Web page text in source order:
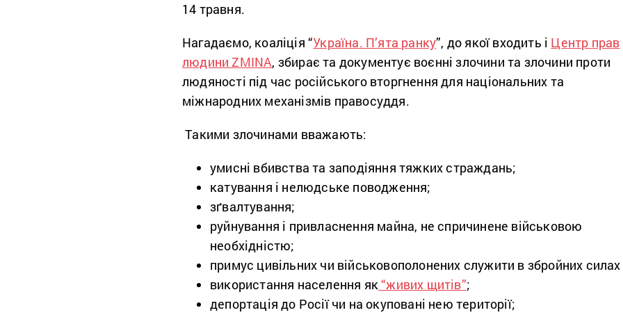
14 травня.
Нагадаємо, коаліція “Україна. П’ята ранку”, до якої входить і Центр прав
людини ZMINA, збирає та документує воєнні злочини та злочини проти
людяності під час російського вторгнення для національних та
міжнародних механізмів правосуддя.
Такими злочинами вважають:
умисні вбивства та заподіяння тяжких страждань;
катування і нелюдське поводження;
зґвалтування;
руйнування і привласнення майна, не спричинене військовою
необхідністю;
примус цивільних чи військовополонених служити в збройних
використання населення як“живих щитів”;
депортація до Росії чи на окуповані нею території;